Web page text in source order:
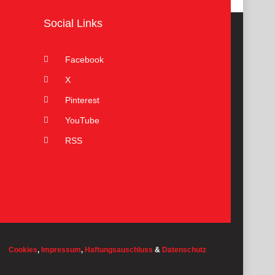
Social Links
Facebook
X
Pinterest
YouTube
RSS
Cookies, Impressum, Haftungsauschluss & Datenschutz